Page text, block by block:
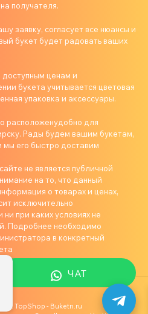
получателя.
заявку, согласует все нюансы и
букет будет радовать ваших
доступным ценам и
букета учитывается цветовая
упаковка и аксессуары.
расположенудобно для
Рады будем вашим букетам,
его быстро доставим
не является публичной
на то, что данный
о товарах и ценах,
исключительно
при каких условиях не
Подробнее необходимо
в конкретный
ЧАТ
TopShop - Buketn.ru